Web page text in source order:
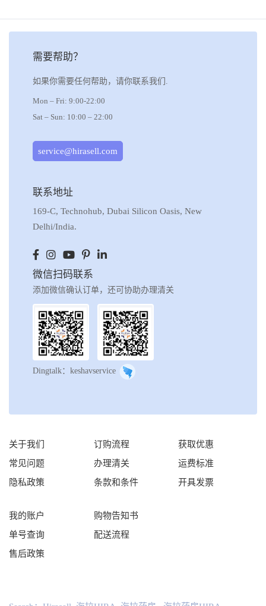
需要帮助？
如果你需要任何帮助，请你联系我们.
Mon – Fri: 9:00-22:00
Sat – Sun: 10:00 – 22:00
service@hirasell.com
联系地址
169-C, Technohub, Dubai Silicon Oasis, New
Delhi/India.
微信扫码联系
添加微信确认订单，还可协助办理清关
Dingtalk：keshavservice
关于我们
常见问题
隐私政策
订购流程
办理清关
条款和条件
获取优惠
运费标准
开具发票
我的账户
单号查询
售后政策
购物告知书
配送流程